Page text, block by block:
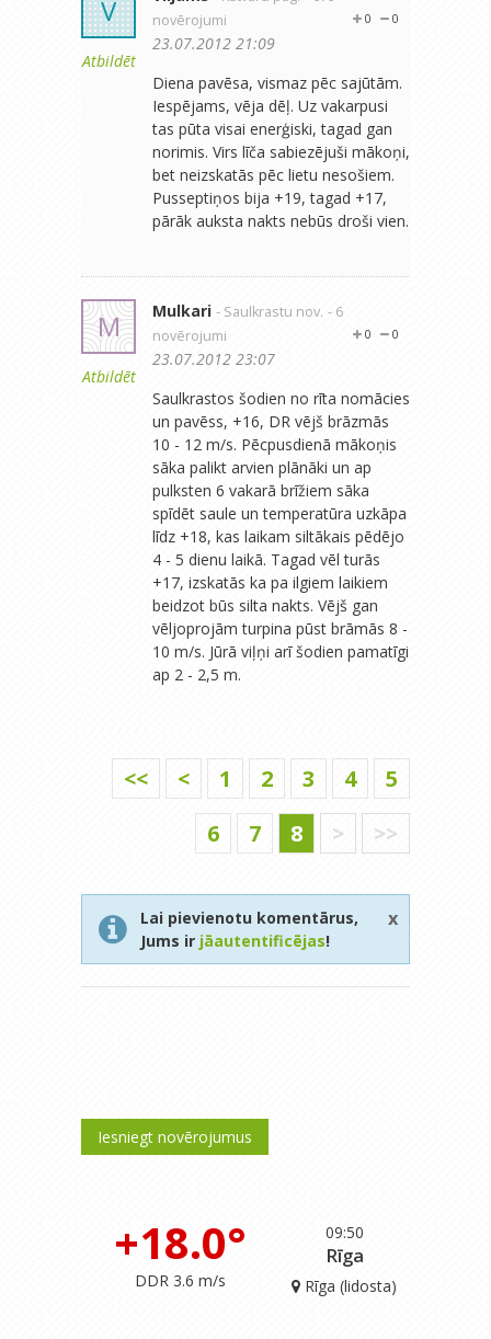
V
Atbildēt
novērojumi
0
0
23.07.2012 21:09
Diena pavēsa, vismaz pēc sajūtām.
Iespējams, vēja dēļ. Uz vakarpusi
tas pūta visai enerģiski, tagad gan
norimis. Virs līča sabiezējuši mākoņi,
bet neizskatās pēc lietu nesošiem.
Pusseptiņos bija +19, tagad +17,
pārāk auksta nakts nebūs droši vien.
M
Atbildēt
Mulkari - Saulkrastu nov. - 6
novērojumi
0
0
23.07.2012 23:07
Saulkrastos šodien no rīta nomācies
un pavēss, +16, DR vējš brāzmās
10 - 12 m/s. Pēcpusdienā mākoņis
sāka palikt arvien plānāki un ap
pulksten 6 vakarā brīžiem sāka
spīdēt saule un temperatūra uzkāpa
līdz +18, kas laikam siltākais pēdējo
4 - 5 dienu laikā. Tagad vēl turās
+17, izskatās ka pa ilgiem laikiem
beidzot būs silta nakts. Vējš gan
vēljoprojām turpina pūst brāmās 8 -
10 m/s. Jūrā viļņi arī šodien pamatīgi
ap 2 - 2,5 m.
<< < 1 2 3 4
5
6
7 8 > >>
Lai pievienotu komentārus,
Jums ir jāautentificējas!
x
Iesniegt novērojumus
09:50
+18.0°
DDR 3.6 m/s
Rīga
Rīga (lidosta)